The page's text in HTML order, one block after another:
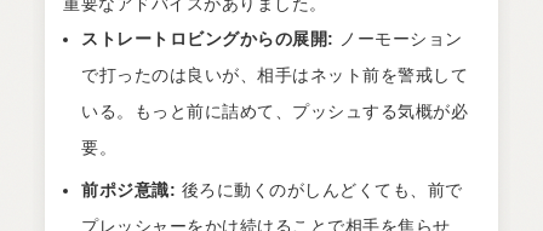
重要なアドバイスがありました。
ストレートロビングからの展開: ノーモーション
で打ったのは良いが、相手はネット前を警戒して
いる。もっと前に詰めて、プッシュする気概が必
要。
前ポジ意識: 後ろに動くのがしんどくても、前で
プレッシャーをかけ続けることで相手を焦らせ